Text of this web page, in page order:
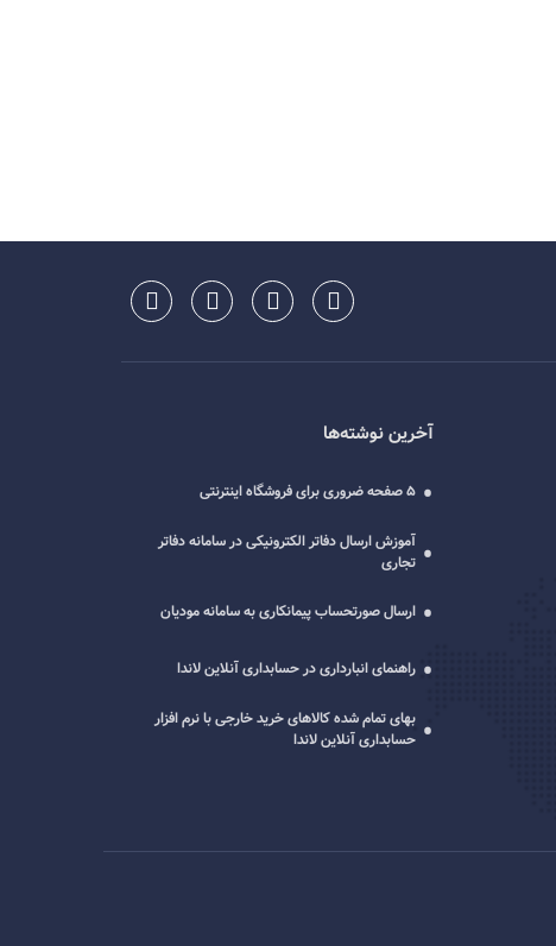
آخرین نوشته‌ها
5 صفحه ضروری برای فروشگاه اینترنتی
آموزش ارسال دفاتر الکترونیکی در سامانه دفاتر
تجاری
ارسال صورتحساب پیمانکاری به سامانه مودیان
راهنمای انبارداری در حسابداری آنلاین لاندا
بهای تمام شده کالاهای خرید خارجی با نرم افزار
حسابداری آنلاین لاندا